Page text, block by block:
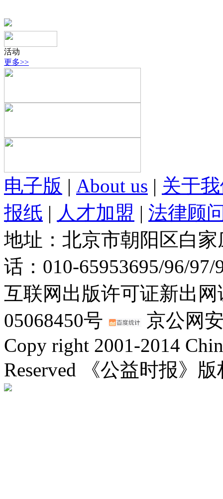
活动
更多>>
电子版 | About us | 关于
报纸 | 人才加盟 | 法律顾
地址：北京市朝阳区白
话：010-65953695/96/
互联网出版许可证新出
05068450号
京公网
Copy right 2001-2014
Reserved 《公益时报》